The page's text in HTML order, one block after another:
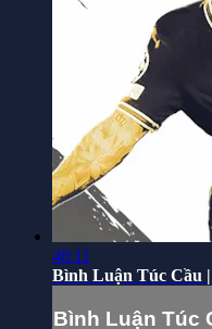
48:11
Bình Luận Túc Cầu |
Bình Luận Túc